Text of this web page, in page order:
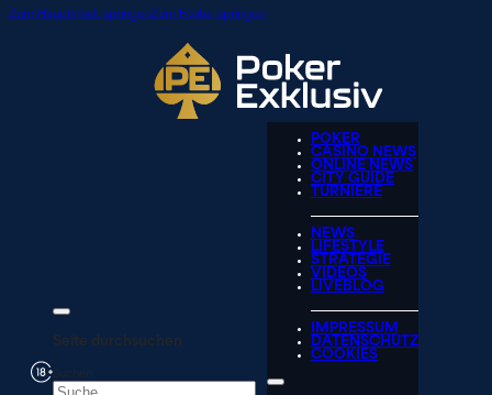
Zum Hauptinhalt springenZum Footer springen
Seite durchsuchen
POKER
CASINO NEWS
ONLINE NEWS
CITY GUIDE
TURNIERE
NEWS
LIFESTYLE
STRATEGIE
VIDEOS
LIVEBLOG
IMPRESSUM
DATENSCHUTZ
COOKIES